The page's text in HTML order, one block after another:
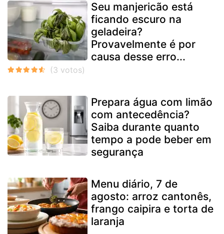
Seu manjericão está
ficando escuro na
geladeira?
Provavelmente é por
causa desse erro...
Prepara água com limão
com antecedência?
Saiba durante quanto
tempo a pode beber em
segurança
Menu diário, 7 de
agosto: arroz cantonês,
frango caipira e torta de
laranja